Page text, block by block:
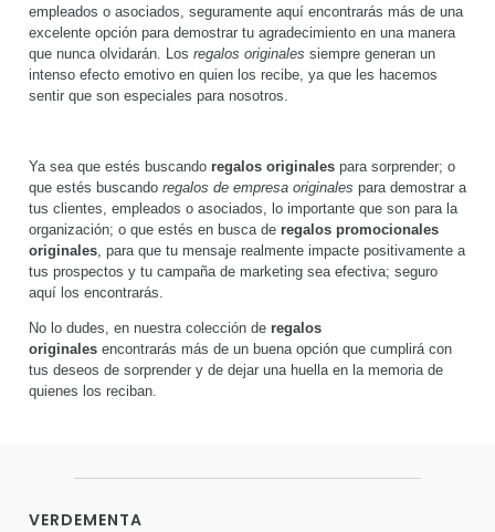
empleados o asociados, seguramente aquí encontrarás más de una
excelente opción para demostrar tu agradecimiento en una manera
que nunca olvidarán. Los regalos originales siempre generan un
intenso efecto emotivo en quien los recibe, ya que les hacemos
sentir que son especiales para nosotros.
Ya sea que estés buscando regalos originales para sorprender; o
que estés buscando regalos de empresa originales para demostrar a
tus clientes, empleados o asociados, lo importante que son para la
organización; o que estés en busca de regalos promocionales
originales , para que tu mensaje realmente impacte positivamente a
tus prospectos y tu campaña de marketing sea efectiva; seguro
aquí los encontrarás.
No lo dudes, en nuestra colección de regalos
originales encontrarás más de un buena opción que cumplirá con
tus deseos de sorprender y de dejar una huella en la memoria de
quienes los reciban.
VERDEMENTA